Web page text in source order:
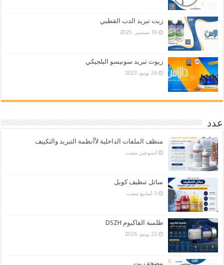
زيت تبريد الدب القطبي
19 سبتمبر، 2025
زيوت تبريد سونيسو البلجيكي
26 يونيو، 2023
عدد
منظف الملفات الداخلية لأأنظمة التبريد والتكييف
‏أسبوعين مضت
سائل تنظيف كويل
طلمبة الفاكيوم DSZH
23 يونيو، 2026
مضخة زيت